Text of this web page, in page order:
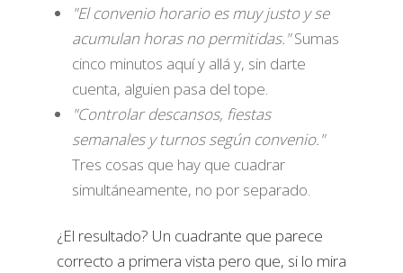
"El convenio horario es muy justo y se
acumulan horas no permitidas."Sumas
cinco minutos aquí y allá y, sin darte
cuenta, alguien pasa del tope.
"Controlar descansos, fiestas
semanales y turnos según convenio."
Tres cosas que hay que cuadrar
simultáneamente, no por separado.
¿El resultado? Un cuadrante que parece
correcto a primera vista pero que, si lo mira